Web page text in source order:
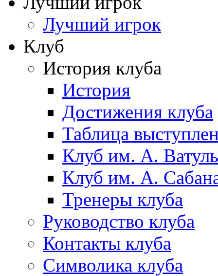
Лучший игрок
Клуб
История клуба
История
Достижения клуба
Таблица
Клуб им. А.
Клуб им. А.
Тренеры клуба
Руководство клуба
Контакты клуба
Символика клуба